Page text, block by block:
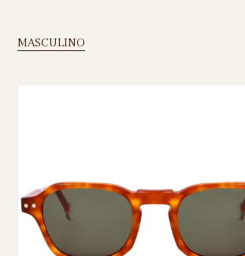
MASCULINO